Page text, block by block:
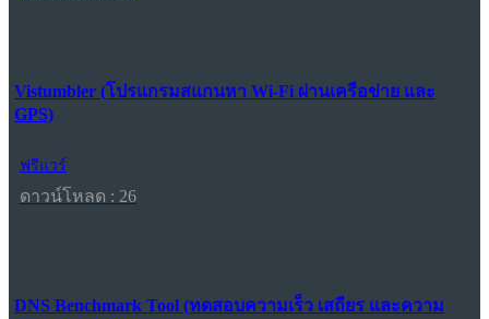
Vistumbler (โปรแกรมสแกนหา Wi-Fi ผ่านเครือข่าย และ
GPS)
ฟรีแวร์
ดาวน์โหลด : 26
DNS Benchmark Tool (ทดสอบความเร็ว เสถียร และความ